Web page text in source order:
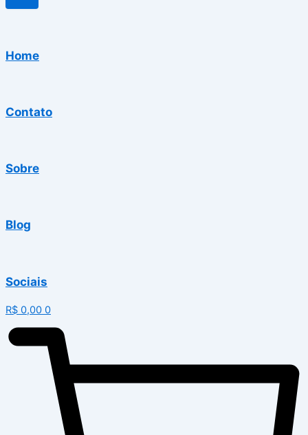
Home
Contato
Sobre
Blog
Sociais
R$ 0,00 0